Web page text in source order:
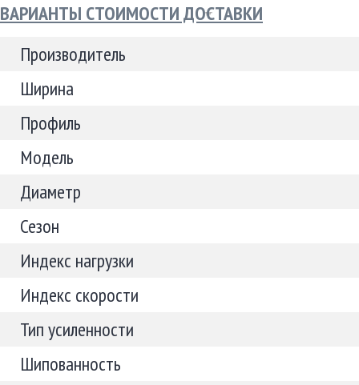
ВАРИАНТЫ СТОИМОСТИ ДОСТАВКИ
Производитель
Ширина
Профиль
Модель
Диаметр
Сезон
Индекс нагрузки
Индекс скорости
Тип усиленности
Шипованность